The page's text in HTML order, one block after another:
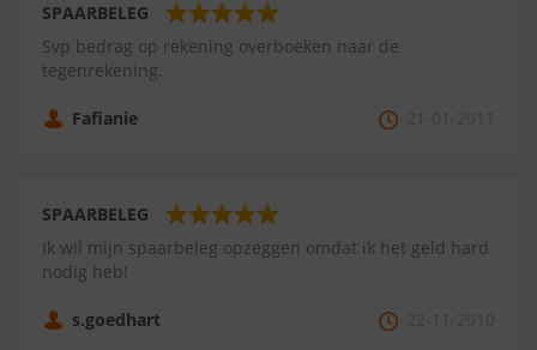
SPAARBELEG
Svp bedrag op rekening overboeken naar de
tegenrekening.
Fafianie
SPAARBELEG
Ik wil mijn spaarbeleg opzeggen omdat ik het geld hard
nodig heb!
s.goedhart